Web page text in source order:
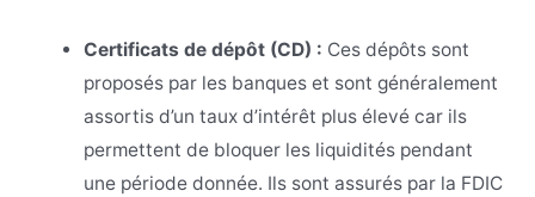
Certificats de dépôt (CD) : Ces dépôts sont
proposés par les banques et sont généralement
assortis d’un taux d’intérêt plus élevé car ils
permettent de bloquer les liquidités pendant
une période donnée. Ils sont assurés par la FDIC